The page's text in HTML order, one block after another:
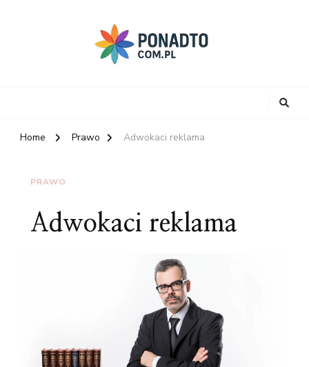
Home Prawo Adwokaci reklama
PRAWO
Adwokaci reklama